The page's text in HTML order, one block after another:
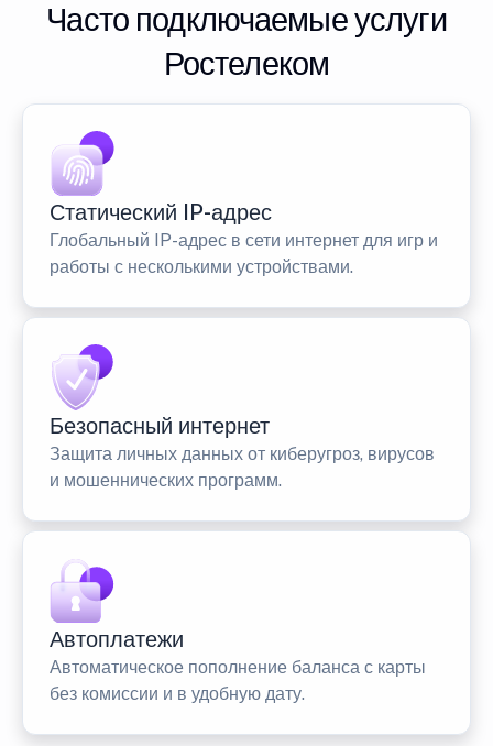
Часто подключаемые услуги
Ростелеком
Статический IP-адрес
Глобальный IP-адрес в сети интернет для игр и
работы с несколькими устройствами.
Безопасный интернет
Защита личных данных от киберугроз, вирусов
и мошеннических программ.
Автоплатежи
Автоматическое пополнение баланса с карты
без комиссии и в удобную дату.